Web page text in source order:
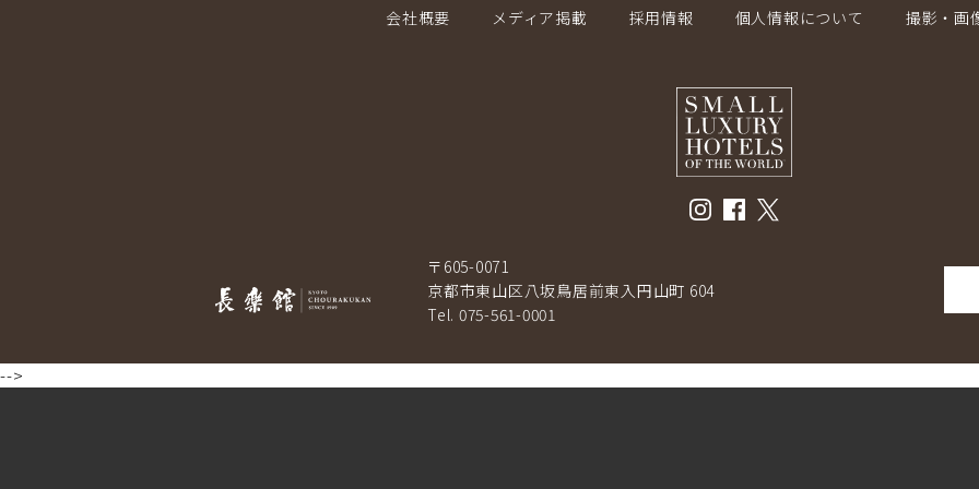
会社概要 メディア掲載 採用情報 個人情報について 撮影・画
〒605-0071
京都市東山区八坂鳥居前東入円山町 604
Tel. 075-561-0001
-->